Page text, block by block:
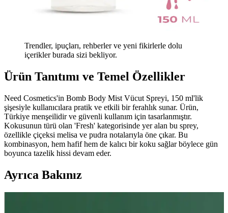
Trendler, ipuçları, rehberler ve yeni fikirlerle dolu
içerikler burada sizi bekliyor.
Ürün Tanıtımı ve Temel Özellikler
Need Cosmetics'in Bomb Body Mist Vücut Spreyi, 150 ml'lik
şişesiyle kullanıcılara pratik ve etkili bir ferahlık sunar. Ürün,
Türkiye menşeilidir ve güvenli kullanım için tasarlanmıştır.
Kokusunun türü olan 'Fresh' kategorisinde yer alan bu sprey,
özellikle çiçeksi melisa ve pudra notalarıyla öne çıkar. Bu
kombinasyon, hem hafif hem de kalıcı bir koku sağlar böylece gün
boyunca tazelik hissi devam eder.
Ayrıca Bakınız